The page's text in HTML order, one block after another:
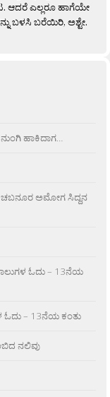
ಆದರೆ ಎಲ್ಲರೂ ಹಾಗೆಯೇ
ಬಳಸಿ ಬರೆಯಿರಿ, ಅಶ್ಟೇ.
ಹಾಕಿದಾಗ…
ಅಮೋಗ ಸಿದ್ದನ
ಓದು – 13ನೆಯ
– 13ನೆಯ ಕಂತು
ನಲಿವು